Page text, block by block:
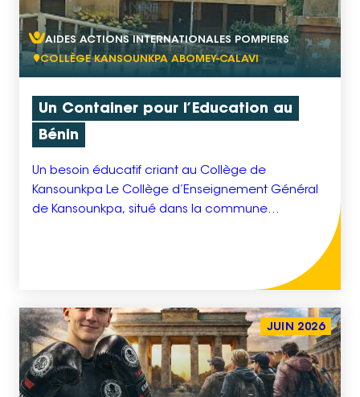
AIDES ACTIONS INTERNATIONALES POMPIERS
COLLÈGE KANSOUNKPA ABOMEY-CALAVI
Un Container pour l’Education au
Bénin
Un besoin éducatif criant au Collège de
Kansounkpa Le Collège d’Enseignement Général
de Kansounkpa, situé dans la commune
augmentation résulte du développement rapide
de la région. Malheureusement, le collège ne
dispose que de 632 tables-bancs, ce qui oblige
plus de 500 élèves […]
JUIN 2026